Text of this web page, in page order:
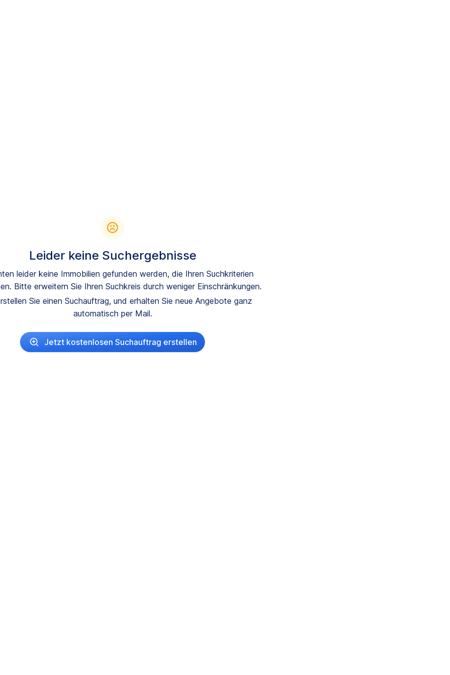
Leider keine Suchergebnisse
leider keine Immobilien gefunden werden, die Ihren Suchkriterien
Bitte erweitern Sie Ihren Suchkreis durch weniger Einschränkungen.
Sie einen Suchauftrag, und erhalten Sie neue Angebote ganz
automatisch per Mail.
Jetzt kostenlosen Suchauftrag erstellen